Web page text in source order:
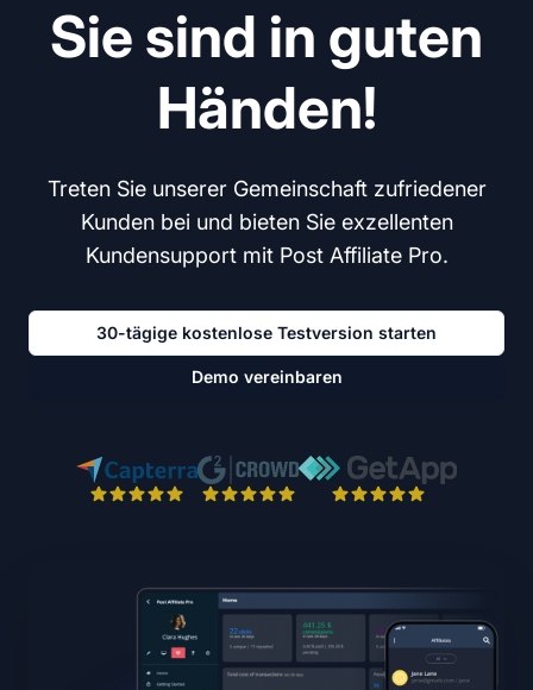
Sie sind in guten
Händen!
Treten Sie unserer Gemeinschaft zufriedener
Kunden bei und bieten Sie exzellenten
Kundensupport mit Post Affiliate Pro.
30-tägige kostenlose Testversion starten
Demo vereinbaren